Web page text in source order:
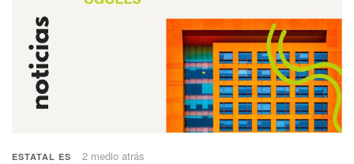
ESTATAL ES 2 medio atrás